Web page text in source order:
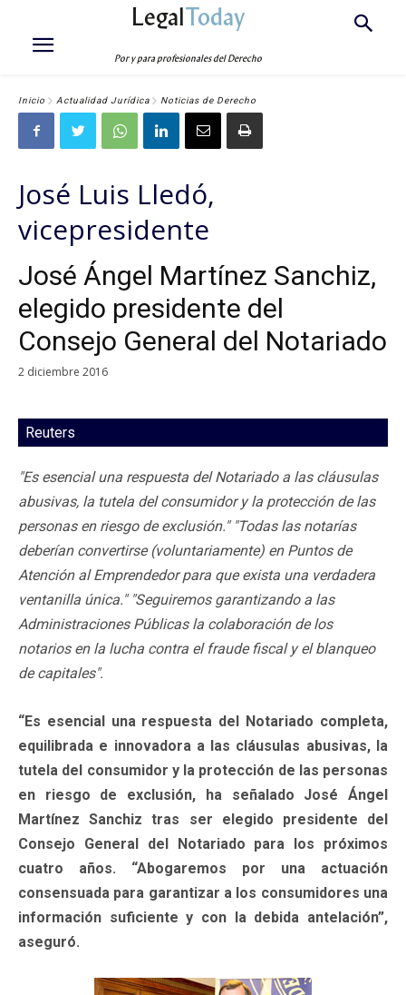
LegalToday
Por y para profesionales del Derecho
Inicio Actualidad Jurídica Noticias de Derecho
José Luis Lledó,
vicepresidente
José Ángel Martínez Sanchiz,
elegido presidente del
Consejo General del Notariado
2 diciembre 2016
Reuters
"Es esencial una respuesta del Notariado a las cláusulas
abusivas, la tutela del consumidor y la protección de las
personas en riesgo de exclusión." "Todas las notarías
deberían convertirse (voluntariamente) en Puntos de
Atención al Emprendedor para que exista una verdadera
ventanilla única." "Seguiremos garantizando a las
Administraciones Públicas la colaboración de los
notarios en la lucha contra el fraude fiscal y el blanqueo
de capitales".
“Es esencial una respuesta del Notariado completa,
equilibrada e innovadora a las cláusulas abusivas, la
tutela del consumidor y la protección de las personas
en riesgo de exclusión, ha señalado José Ángel
Martínez Sanchiz tras ser elegido presidente del
Consejo General del Notariado para los próximos
cuatro años. “Abogaremos por una actuación
consensuada para garantizar a los consumidores una
información suficiente y con la debida antelación”,
aseguró.